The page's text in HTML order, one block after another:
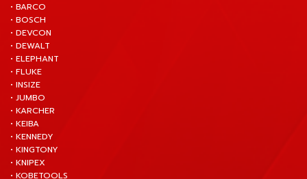
• BARCO
• BOSCH
• DEVCON
• DEWALT
• ELEPHANT
• FLUKE
• INSIZE
• JUMBO
• KARCHER
• KEIBA
• KENNEDY
• KINGTONY
• KNIPEX
• KOBETOOLS